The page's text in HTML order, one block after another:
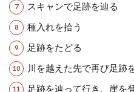
スキャンで足跡を辿る
種入れを拾う
足跡をたどる
川を越えた先で再び足跡
足跡を辿って行き、崖を